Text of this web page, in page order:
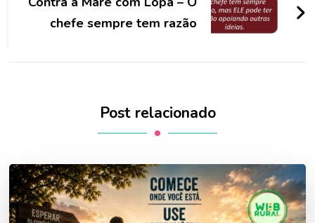
chefe sempre tem razão
Post relacionado